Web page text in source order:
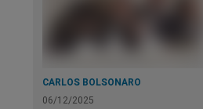
CARLOS BOLSONARO
06/12/2025